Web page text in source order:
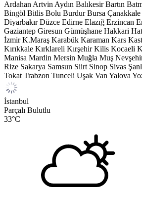
Ardahan Artvin Aydın Balıkesir Bartın
Bingöl Bitlis Bolu Burdur Bursa Çanakkale
Diyarbakır Düzce Edirne Elazığ Erzincan
Gaziantep Giresun Gümüşhane Hakkari
İzmir K.Maraş Karabük Karaman Kars
Kırıkkale Kırklareli Kırşehir Kilis Kocaeli
Manisa Mardin Mersin Muğla Muş
Rize Sakarya Samsun Siirt Sinop Sivas
Tokat Trabzon Tunceli Uşak Van Yalova
İstanbul
Parçalı Bulutlu
33°C